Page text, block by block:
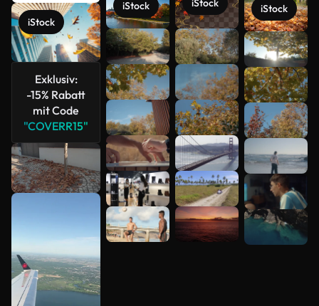
iStock
Exklusiv:
-15% Rabatt
mit Code
"COVERR15"
iStock iStock iStock
Mehr
anzeigen